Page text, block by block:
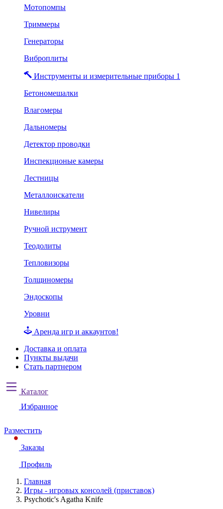
Мотопомпы
Триммеры
Генераторы
Виброплиты
Инструменты и измерительные приборы 1
Бетономешалки
Влагомеры
Дальномеры
Детектор проводки
Инспекционые камеры
Лестницы
Металлоискатели
Нивелиры
Ручной иструмент
Теодолиты
Тепловизоры
Толщиномеры
Эндоскопы
Уровни
Аренда игр и аккаунтов!
Доставка и оплата
Пункты выдачи
Стать партнером
Каталог
Избранное
Разместить
Заказы
Профиль
Главная
Игры - игровых консолей (приставок)
Psychotic's Agatha Knife